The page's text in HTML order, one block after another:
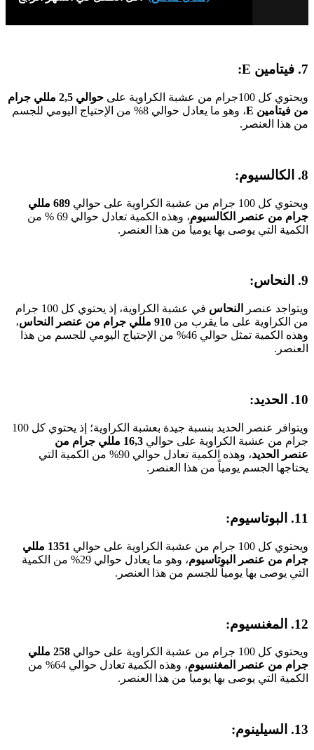
7. فيتامين E:
ويحتوي كل 100جرام من عشبة الكراوية على
حوالي 2,5 مللي جرام
من فيتامين E
، وهو ما يعادل حوالي 8% من الإحتياج اليومي للجسم
من هذا العنصر.
8. الكالسيوم:
ويحتوي كل 100 جرام من عشبة الكراوية على حوالي
689 مللي
جرام من عنصر
الكالسيوم
، وهذه الكمية تعادل حوالي 69 % من
الكمية التي يوصى بها يومياً من هذا العنصر.
9. النحاس:
ويتواجد عنصر النحاس
في عشبة الكراوية، إذ يحتوي كل 100 جرام
من الكراوية على ما يقرب من
،
وهذه الكمية تمثل حوالي 46% من الإحتياج اليومي للجسم من هذا
العنصر.
10. الحديد:
ويتوافر عنصر الحديد بنسبة جيدة بعشبة الكراوية؛ إذ يحتوي كل 100
جرام من عشبة الكراوية على حوالي
16,3 مللي جرام من
عنصر
الحديد
، وهذه الكمية تعادل حوالي 90% من الكمية التي
يحتاجها الجسم يومياً من هذا العنصر.
11. البوتاسيوم:
ويحتوي كل 100 جرام من عشبة الكراوية على حوالي
1351 مللي
جرام من عنصر البوتاسيوم
، وهو ما يعادل حوالي 29% من الكمية
التي يوصى بها يومياً للجسم من هذا العنصر.
12. المغنسيوم:
ويحتوي كل 100 جرام من عشبة الكراوية على حوالي
258 مللي
جرام من عنصر
المغنسيوم
، وهذه الكمية تعادل حوالي 64% من
الكمية التي يوصى بها يومياً من هذا العنصر.
13. السيلينوم: